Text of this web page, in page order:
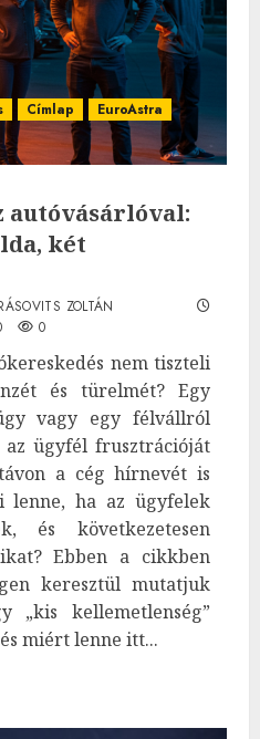
Címlap
EuroAstra
autóvásárlóval:
két
ZOLTÁN
0
nem tiszteli
és türelmét? Egy
vagy egy félvállról
az ügyfél frusztrációját
a cég hírnevét is
lenne, ha az ügyfelek
és következetesen
Ebben a cikkben
keresztül mutatjuk
„kis kellemetlenség”
miért lenne itt...